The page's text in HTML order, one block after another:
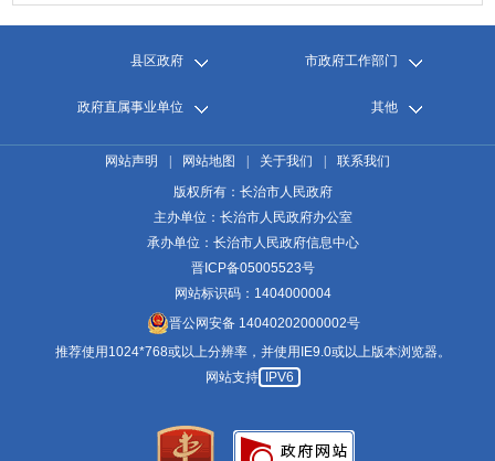
县区政府 市政府工作部门
政府直属事业单位 其他
网站声明 网站地图 关于我们
联系我们
版权所有：长治市人民政府
主办单位：长治市人民政府办公室
承办单位：长治市人民政府信息中心
晋ICP备05005523号
网站标识码：1404000004
晋公网安备 14040202000002号
推荐使用1024*768或以上分辨率，并使用IE9.0或以上版本浏览器。
网站支持
IPV6